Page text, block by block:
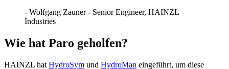
- Wolfgang Zauner - Senior Engineer, HAINZL
Industries
Wie hat Paro geholfen?
HAINZL hat HydroSym und HydroMan eingeführt, um diese